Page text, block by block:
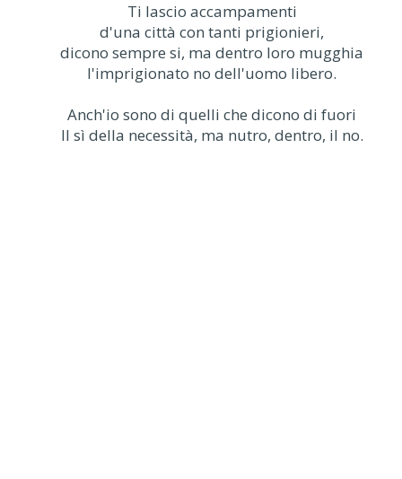
Ti lascio accampamenti
d'una città con tanti prigionieri,
dicono sempre si, ma dentro loro mugghia
l'imprigionato no dell'uomo libero.
Anch'io sono di quelli che dicono di fuori
Il sì della necessità, ma nutro, dentro, il no.